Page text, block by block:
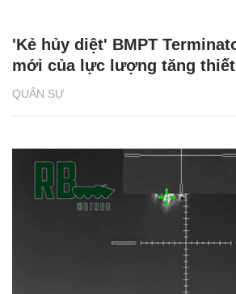
QUÂN SỰ
'Kẻ hủy diệt' BMPT
mới của lực lượng tăng thiết